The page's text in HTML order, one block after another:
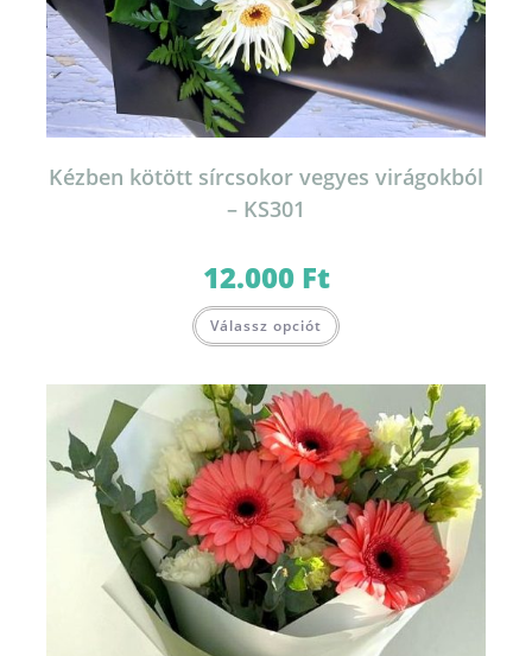
Kézben kötött sírcsokor vegyes virágokból
– KS301
12.000 Ft
Válassz opciót